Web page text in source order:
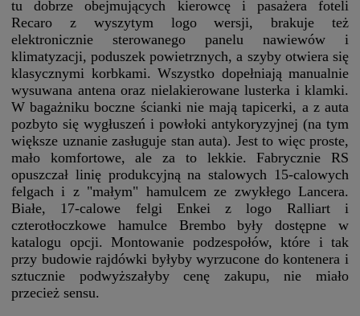
tu dobrze obejmujących kierowcę i pasażera foteli
Recaro z wyszytym logo wersji, brakuje też
elektronicznie sterowanego panelu nawiewów i
klimatyzacji, poduszek powietrznych, a szyby otwiera się
klasycznymi korbkami. Wszystko dopełniają manualnie
wysuwana antena oraz nielakierowane lusterka i klamki.
W bagażniku boczne ścianki nie mają tapicerki, a z auta
pozbyto się wygłuszeń i powłoki antykoryzyjnej (na tym
większe uznanie zasługuje stan auta). Jest to więc proste,
mało komfortowe, ale za to lekkie. Fabrycznie RS
opuszczał linię produkcyjną na stalowych 15-calowych
felgach i z "małym" hamulcem ze zwykłego Lancera.
Białe, 17-calowe felgi Enkei z logo Ralliart i
czterotłoczkowe hamulce Brembo były dostępne w
katalogu opcji. Montowanie podzespołów, które i tak
przy budowie rajdówki byłyby wyrzucone do kontenera i
sztucznie podwyższałyby cenę zakupu, nie miało
przecież sensu.